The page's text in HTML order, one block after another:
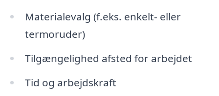
Materialevalg (f.eks. enkelt- eller
termoruder)
Tilgængelighed afsted for arbejdet
Tid og arbejdskraft